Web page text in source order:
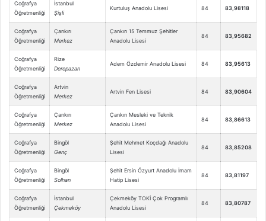
Coğrafya
Öğretmenliği
İstanbul
Şişli
Kurtuluş Anadolu Lisesi 84 83,98118
Coğrafya
Öğretmenliği
Çankırı
Merkez
Çankırı 15 Temmuz Şehitler
Anadolu Lisesi
84 83,95682
Coğrafya
Öğretmenliği
Rize
Derepazarı
Adem Özdemir Anadolu Lisesi 84 83,95613
Coğrafya
Öğretmenliği
Artvin
Merkez
Artvin Fen Lisesi 84 83,90604
Coğrafya
Öğretmenliği
Çankırı
Merkez
Çankırı Mesleki ve Teknik
Anadolu Lisesi
84 83,86613
Coğrafya
Öğretmenliği
Bingöl
Genç
Şehit Mehmet Koçdağı Anadolu
Lisesi
84 83,85208
Coğrafya
Öğretmenliği
Bingöl
Solhan
Şehit Ersin Özyurt Anadolu İmam
Hatip Lisesi
84 83,81197
Coğrafya
Öğretmenliği
İstanbul
Çekmeköy
Çekmeköy TOKİ Çok Programlı
Anadolu Lisesi
84 83,80787